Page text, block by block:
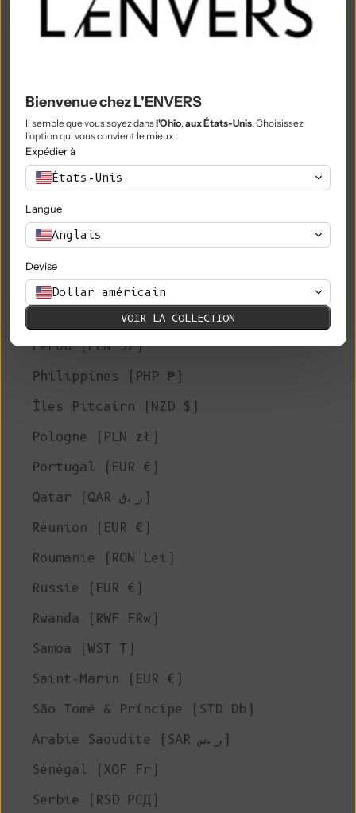
Nigeria (NGN ₦)
Niue (NZD $)
Macédoine du Nord (MKD ден)
Norvège (EUR €)
Oman (EUR €)
Pakistan (PKR ₨)
Territoires palestiniens (ILS ₪)
Papouasie-Nouvelle-Guinée (PGK K)
Paraguay (PYG ₲)
Pérou (PEN S/)
Philippines (PHP ₱)
Îles Pitcairn (NZD $)
Pologne (PLN zł)
Portugal (EUR €)
Qatar (QAR ر.ق)
Réunion (EUR €)
Roumanie (RON Lei)
Russie (EUR €)
Rwanda (RWF FRw)
Samoa (WST T)
Saint-Marin (EUR €)
São Tomé & Príncipe (STD Db)
Arabie Saoudite (SAR ر.س)
Sénégal (XOF Fr)
Serbie (RSD РСД)
Bienvenue chez L'ENVERS
Il semble que vous soyez dansl'Ohio, aux États-Unis. Choisissez
l'option qui vous convient le mieux :
Expédier à
États-Unis
Langue
Anglais
Devise
Dollar américain
VOIR LA COLLECTION